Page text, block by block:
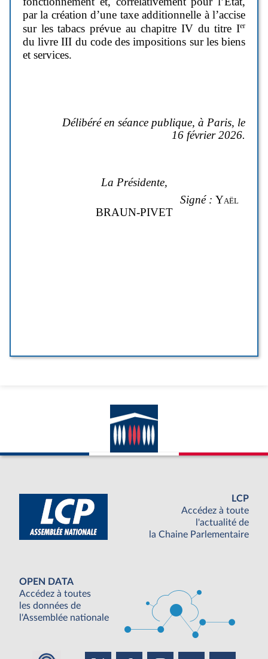
LCP
Accédez à toute
l'actualité de
la Chaine Parlementaire
OPEN DATA
Accédez à toutes
les données de
l'Assemblée nationale